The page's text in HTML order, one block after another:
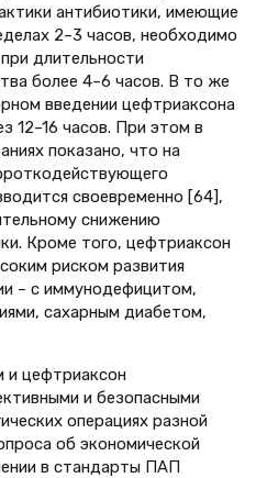
антибиотики, имеющие
2–3 часов, необходимо
длительности
более 4–6 часов. В то же
введении цефтриаксона
12–16 часов. При этом в
показано, что на
своевременно [64],
снижению
Кроме того, цефтриаксон
риском развития
– с иммунодефицитом,
сахарным диабетом,
и цефтриаксон
и безопасными
операциях разной
об экономической
в стандарты ПАП